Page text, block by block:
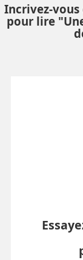
Incrivez-
pour lire